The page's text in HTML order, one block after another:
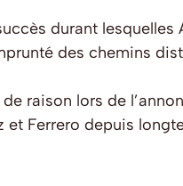
durant
des chemins
raison lors de
et Ferrero depuis